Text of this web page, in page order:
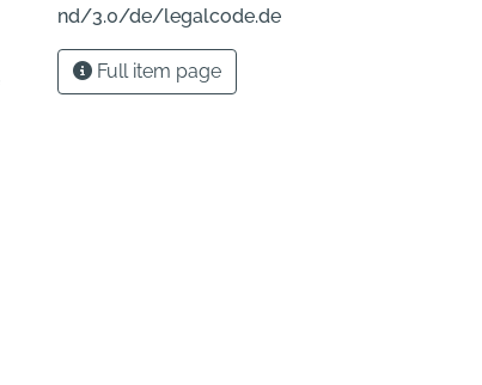
nd/3.0/de/legalcode.de
Full item page